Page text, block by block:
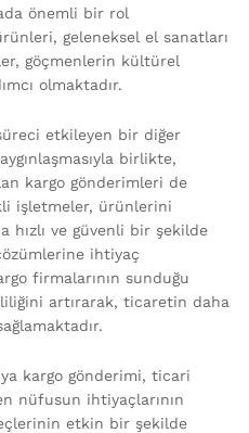
önemli bir rol
geleneksel el sanatları
göçmenlerin kültürel
olmaktadır.
etkileyen bir diğer
birlikte,
kargo gönderimleri de
işletmeler, ürünlerini
hızlı ve güvenli bir şekilde
ihtiyaç
firmalarının sunduğu
artırarak, ticaretin daha
kargo gönderimi, ticari
nüfusun ihtiyaçlarının
etkin bir şekilde